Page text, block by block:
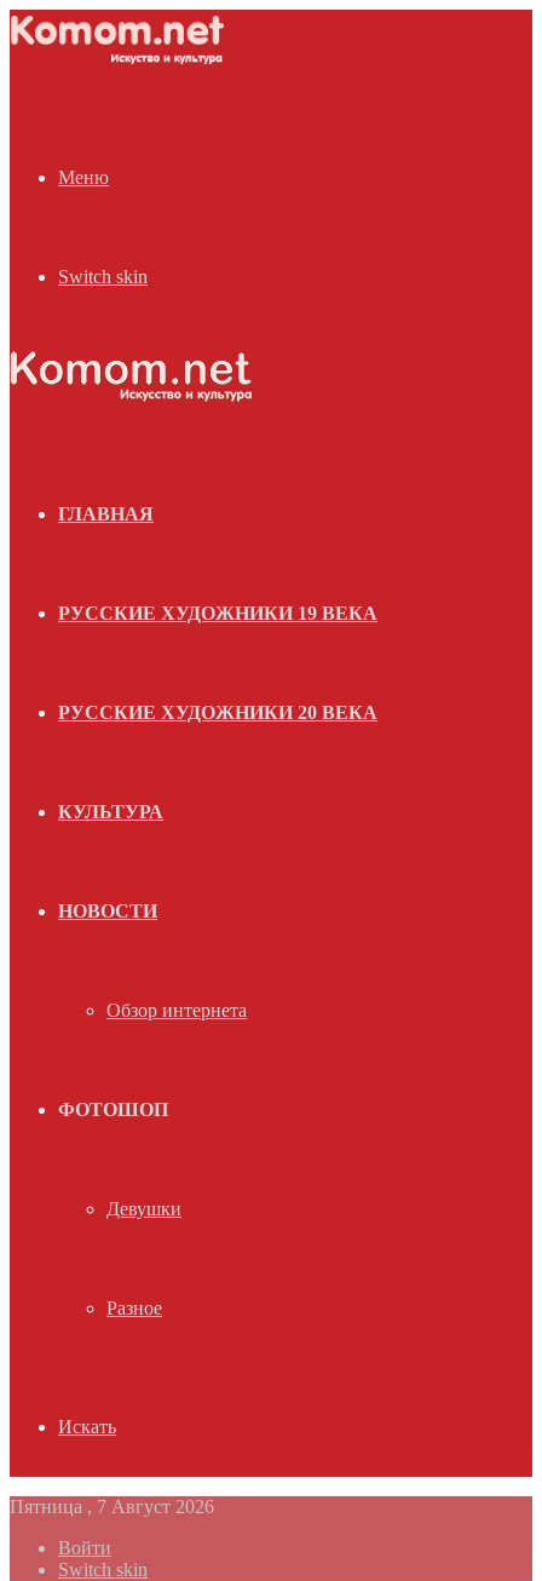
Меню
Switch skin
ГЛАВНАЯ
РУССКИЕ ХУДОЖНИКИ 19 ВЕКА
РУССКИЕ ХУДОЖНИКИ 20 ВЕКА
КУЛЬТУРА
НОВОСТИ
Обзор интернета
ФОТОШОП
Девушки
Разное
Искать
Пятница , 7 Август 2026
Войти
Switch skin